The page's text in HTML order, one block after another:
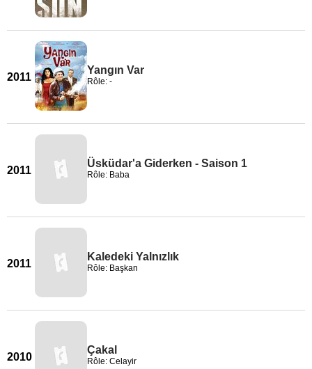
2011
Yangın Var
Rôle: -
2011
Üsküdar'a Giderken - Saison 1
Rôle: Baba
2011
Kaledeki Yalnızlık
Rôle: Başkan
2010
Çakal
Rôle: Celayir